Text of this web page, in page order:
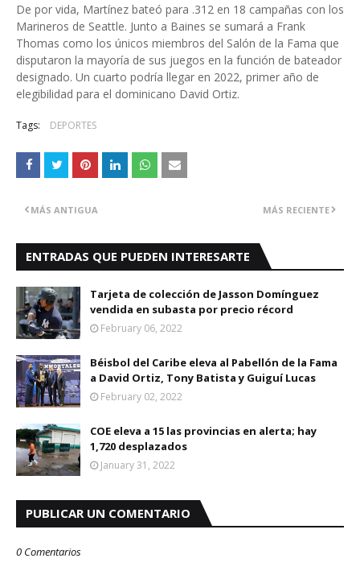
De por vida, Martínez bateó para .312 en 18 campañas con los
Marineros de Seattle. Junto a Baines se sumará a Frank
Thomas como los únicos miembros del Salón de la Fama que
disputaron la mayoría de sus juegos en la función de bateador
designado. Un cuarto podría llegar en 2022, primer año de
elegibilidad para el dominicano David Ortiz.
Tags: DEPORTES
MÁS RECIENTE
MÁS ANTIGUA
ENTRADAS QUE PUEDEN INTERESARTE
Tarjeta de colección de Jasson Domínguez
vendida en subasta por precio récord
February 06, 2022
Béisbol del Caribe eleva al Pabellón de la Fama
a David Ortiz, Tony Batista y Guiguí Lucas
February 02, 2022
COE eleva a 15 las provincias en alerta; hay
1,720 desplazados
January 31, 2022
PUBLICAR UN COMENTARIO
0 Comentarios